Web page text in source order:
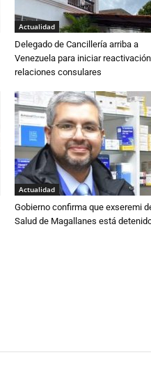
Actualidad
Delegado de Cancillería arriba a
Venezuela para iniciar
relaciones consulares
Actualidad
Gobierno confirma que exseremi
Salud de Magallanes está